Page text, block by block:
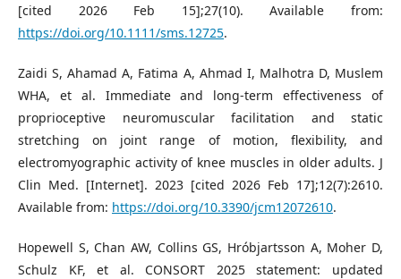
[cited 2026 Feb 15];27(10). Available from:
https://doi.org/10.1111/sms.12725.
Zaidi S, Ahamad A, Fatima A, Ahmad I, Malhotra D, Muslem
WHA, et al. Immediate and long-term effectiveness of
proprioceptive neuromuscular facilitation and static
stretching on joint range of motion, flexibility, and
electromyographic activity of knee muscles in older adults. J
Clin Med. [Internet]. 2023 [cited 2026 Feb 17];12(7):2610.
Available from: https://doi.org/10.3390/jcm12072610.
Hopewell S, Chan AW, Collins GS, Hróbjartsson A, Moher D,
Schulz KF, et al. CONSORT 2025 statement: updated